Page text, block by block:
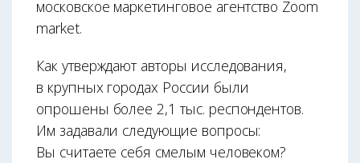
московское маркетинговое агентство Zoom
market.
Как утверждают авторы исследования,
в крупных городах России были
опрошены более 2,1 тыс. респондентов.
Им задавали следующие вопросы:
Вы считаете себя смелым человеком?